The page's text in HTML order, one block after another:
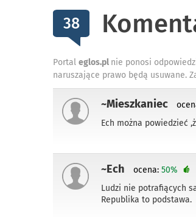
38
Portal eglos.pl nie ponosi
naruszające prawo będą usuwane.
~Mieszkaniec
Ech można powiedzieć
~Ech ocena: 50%
Ludzi nie potrafiących
Republika to podstawa.